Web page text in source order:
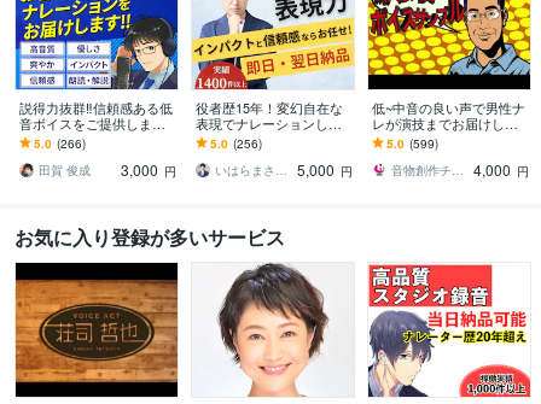
説得力抜群‼信頼感ある低
音ボイスをご提供します
【実績400件超】企業VP
等に最適な落ち着いたナ
レーション
5.0 (266)
田賀 俊成
3,000 円
役者歴15年！変幻自在な
表現でナレーションしま
す 多数の大手企業を担当
する信頼感とインパクト
5.0 (256)
いはらまさたか
5,000 円
低~中音の良い声で男性ナ
レが演技までお届けしま
す 低中域の声でナレから
演技まで対応！迫力~おも
しろ系自信あり！
5.0 (599)
音物創作チーム「UMEX」
4,000 円
お気に入り登録が多いサービス